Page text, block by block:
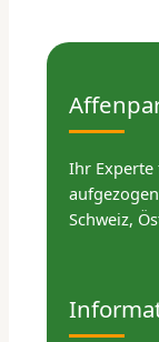
Ihr
Schweiz,